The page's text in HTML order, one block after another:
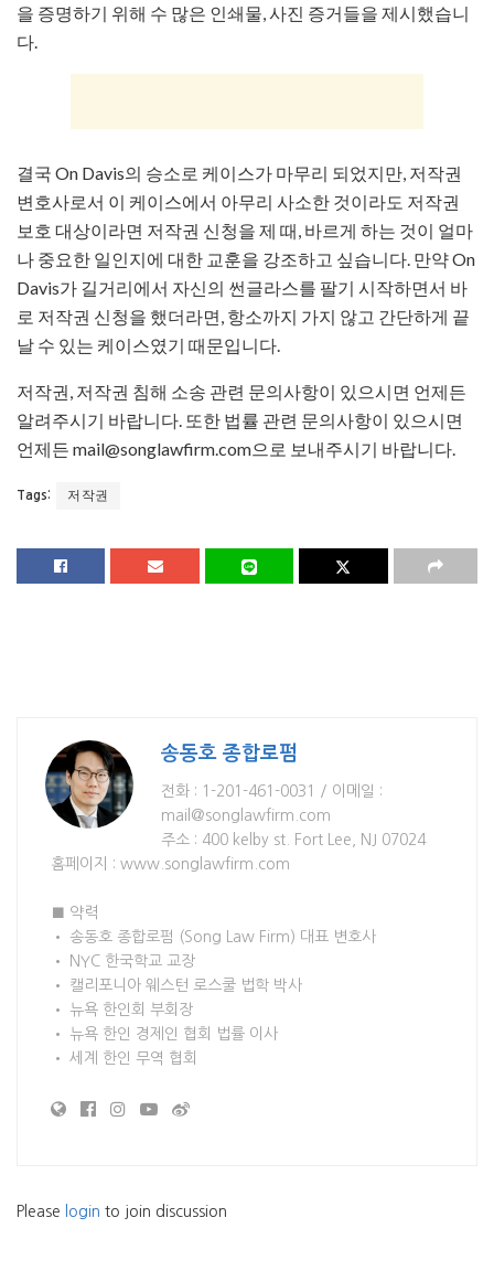
을 증명하기 위해 수 많은 인쇄물, 사진 증거들을 제시했습니
다.
결국 On Davis의 승소로 케이스가 마무리 되었지만, 저작권
변호사로서 이 케이스에서 아무리 사소한 것이라도 저작권
보호 대상이라면 저작권 신청을 제 때, 바르게 하는 것이 얼마
나 중요한 일인지에 대한 교훈을 강조하고 싶습니다. 만약 On
Davis가 길거리에서 자신의 썬글라스를 팔기 시작하면서 바
로 저작권 신청을 했더라면, 항소까지 가지 않고 간단하게 끝
날 수 있는 케이스였기 때문입니다.
저작권, 저작권 침해 소송 관련 문의사항이 있으시면 언제든
알려주시기 바랍니다. 또한 법률 관련 문의사항이 있으시면
언제든 mail@songlawfirm.com으로 보내주시기 바랍니다.
Tags: 저작권
송동호 종합로펌
전화 : 1-201-461-0031 / 이메일 :
mail@songlawfirm.com
주소 : 400 kelby st. Fort Lee, NJ 07024
홈페이지 : www.songlawfirm.com
■ 약력
• 송동호 종합로펌 (Song Law Firm) 대표 변호사
• NYC 한국학교 교장
• 캘리포니아 웨스턴 로스쿨 법학 박사
• 뉴욕 한인회 부회장
• 뉴욕 한인 경제인 협회 법률 이사
• 세계 한인 무역 협회
Please login to join discussion